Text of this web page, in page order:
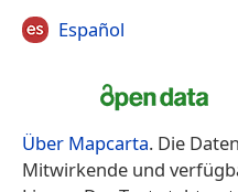
Español
Über Mapcarta. Die
Mitwirkende und